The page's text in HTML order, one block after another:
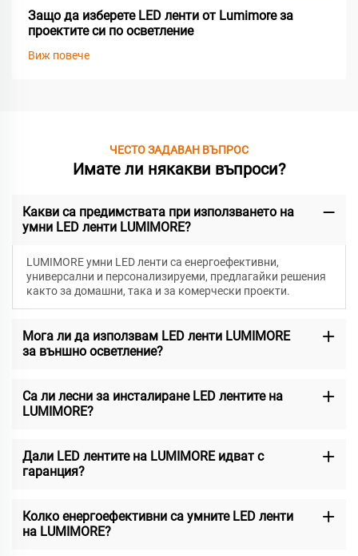
Защо да изберете LED ленти от Lumimore за
проектите си по осветление
Виж повече
ЧЕСТО ЗАДАВАН ВЪПРОС
Имате ли някакви въпроси?
Какви са предимствата при използването на
умни LED ленти LUMIMORE?
LUMIMORE умни LED ленти са енергоефективни,
универсални и персонализируеми, предлагайки решения
както за домашни, така и за комерчески проекти.
Мога ли да използвам LED ленти LUMIMORE
за външно осветление?
Са ли лесни за инсталиране LED лентите на
LUMIMORE?
Дали LED лентите на LUMIMORE идват с
гаранция?
Колко енергоефективни са умните LED ленти
на LUMIMORE?